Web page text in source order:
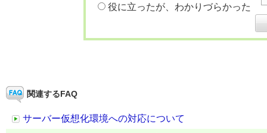
役に立ったが、わかりづらかった
関連するFAQ
サーバー仮想化環境への対応について